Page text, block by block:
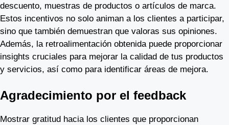
descuento, muestras de productos o artículos de marca.
Estos incentivos no solo animan a los clientes a participar,
sino que también demuestran que valoras sus opiniones.
Además, la retroalimentación obtenida puede proporcionar
insights cruciales para mejorar la calidad de tus productos
y servicios, así como para identificar áreas de mejora.
Agradecimiento por el feedback
Mostrar gratitud hacia los clientes que proporcionan